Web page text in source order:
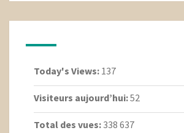
Today's Views: 137
Visiteurs aujourd’hui:52
Total des vues: 338 637